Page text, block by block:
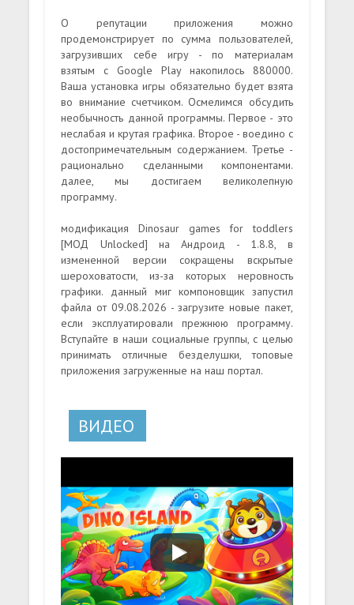
О репутации приложения можно
продемонстрирует по сумма пользователей,
загрузивших себе игру - по материалам
взятым с Google Play накопилось 880000.
Ваша установка игры обязательно будет взята
во внимание счетчиком. Осмелимся обсудить
необычность данной программы. Первое - это
неслабая и крутая графика. Второе - воедино с
достопримечательным содержанием. Третье -
рационально сделанными компонентами.
далее, мы достигаем великолепную
программу.
модификация Dinosaur games for toddlers
[МОД Unlocked] на Андроид - 1.8.8, в
измененной версии сокращены вскрытые
шероховатости, из-за которых неровность
графики. данный миг компоновщик запустил
файла от 09.08.2026 - загрузите новые пакет,
если эксплуатировали прежнюю программу.
Вступайте в наши социальные группы, с целью
принимать отличные безделушки, топовые
приложения загруженные на наш портал.
ВИДЕО